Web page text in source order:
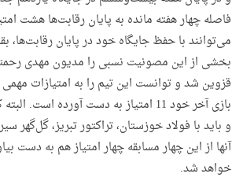
فاصله چهار هفته مانده به پایان رقابت‌ها هشت
می‌توانند با حفظ جایگاه خود در پایان رقابت‌ها،
بخشی از این مصونیت نسبی را مدیون مهدی
قزوین شد و توانست این تیم را به امتیازات
بازی آخر خود 11 امتیاز به دست آورده
و باید با فولاد خوزستان، تراکتور تبریز، گل‌گهر
آنها از این چهار مسابقه چهار امتیاز هم به دست
خواهد شد.